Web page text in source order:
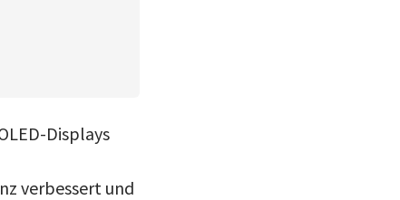
Displays
verbessert und